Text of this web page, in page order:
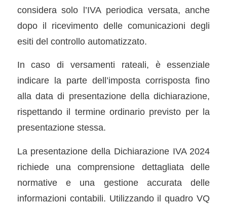
considera solo l’IVA periodica versata, anche
dopo il ricevimento delle comunicazioni degli
esiti del controllo automatizzato.
In caso di versamenti rateali, è essenziale
indicare la parte dell’imposta corrisposta fino
alla data di presentazione della dichiarazione,
rispettando il termine ordinario previsto per la
presentazione stessa.
La presentazione della Dichiarazione IVA 2024
richiede una comprensione dettagliata delle
normative e una gestione accurata delle
informazioni contabili. Utilizzando il quadro VQ